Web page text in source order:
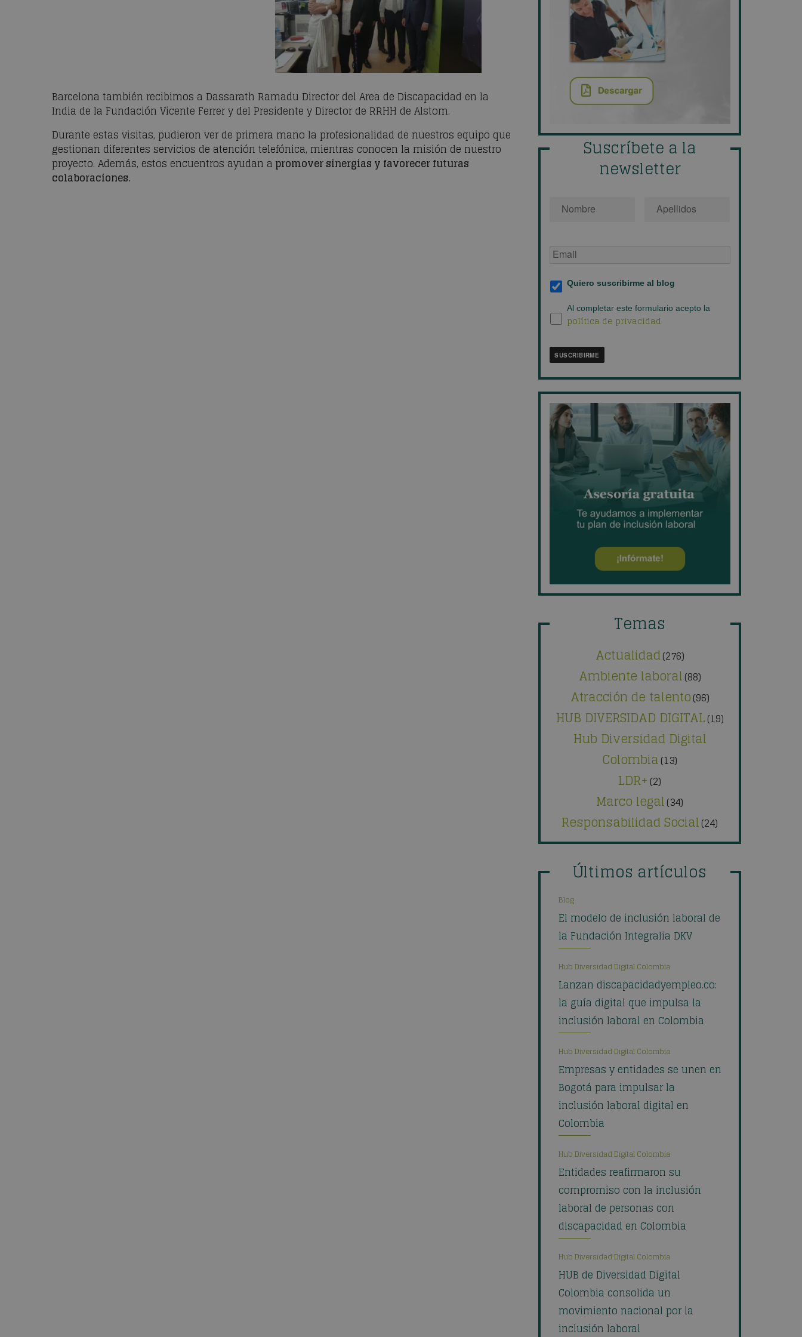
Barcelona también recibimos a Dassarath Ramadu Director del Area de Discapacidad en la
India de la Fundación Vicente Ferrer y del Presidente y Director de RRHH de Alstom.
Durante estas visitas, pudieron ver de primera mano la profesionalidad de nuestros equipo que
gestionan diferentes servicios de atención telefónica, mientras conocen la misión de nuestro
proyecto. Además, estos encuentros ayudan a promover sinergias y favorecer futuras
colaboraciones.
Suscríbete a la
newsletter
de
Suscripción
al
blog
Quiero suscribirme al blog
Política
Al completar este formulario acepto la
política de privacidad
SUSCRIBIRME
Temas
Actualidad(276)
Ambiente laboral(88)
Atracción de talento(96)
HUB DIVERSIDAD DIGITAL(19)
Hub Diversidad Digital
Colombia(13)
LDR+ (2)
Marco legal(34)
Responsabilidad Social(24)
Últimos artículos
Blog
El modelo de inclusión laboral de
la Fundación Integralia DKV
Hub Diversidad Digital Colombia
Lanzan discapacidadyempleo.co:
la guía digital que impulsa la
inclusión laboral en Colombia
Hub Diversidad Digital Colombia
Empresas y entidades se unen en
Bogotá para impulsar la
inclusión laboral digital en
Colombia
Hub Diversidad Digital Colombia
Entidades reafirmaron su
compromiso con la inclusión
laboral de personas con
discapacidad en Colombia
Hub Diversidad Digital Colombia
HUB de Diversidad Digital
Colombia consolida un
movimiento nacional por la
inclusión laboral